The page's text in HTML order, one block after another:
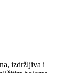
izdržljiva i